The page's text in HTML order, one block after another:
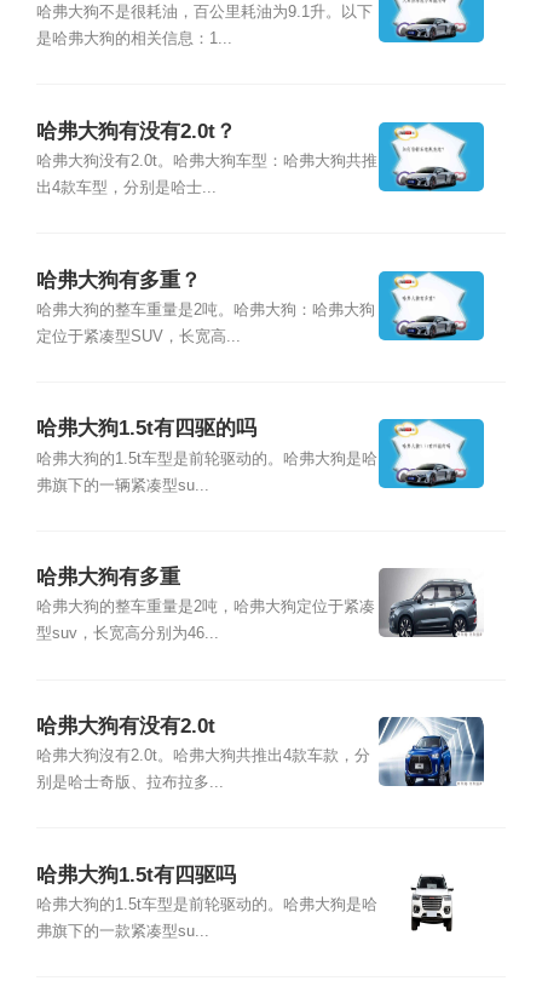
哈弗大狗不是很耗油，百公里耗油为9.1升。以下
是哈弗大狗的相关信息：1...
哈弗大狗有没有2.0t？
哈弗大狗没有2.0t。哈弗大狗车型：哈弗大狗共推
出4款车型，分别是哈士...
哈弗大狗有多重？
哈弗大狗的整车重量是2吨。哈弗大狗：哈弗大狗
定位于紧凑型SUV，长宽高...
哈弗大狗1.5t有四驱的吗
哈弗大狗的1.5t车型是前轮驱动的。哈弗大狗是哈
弗旗下的一辆紧凑型su...
哈弗大狗有多重
哈弗大狗的整车重量是2吨，哈弗大狗定位于紧凑
型suv，长宽高分别为46...
哈弗大狗有没有2.0t
哈弗大狗沒有2.0t。哈弗大狗共推出4款车款，分
别是哈士奇版、拉布拉多...
哈弗大狗1.5t有四驱吗
哈弗大狗的1.5t车型是前轮驱动的。哈弗大狗是哈
弗旗下的一款紧凑型su...